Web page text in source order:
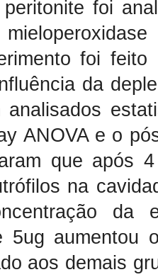
peritonite foi
foi
da
ANOVA e o
que após
na
5ug aumentou
aos demais